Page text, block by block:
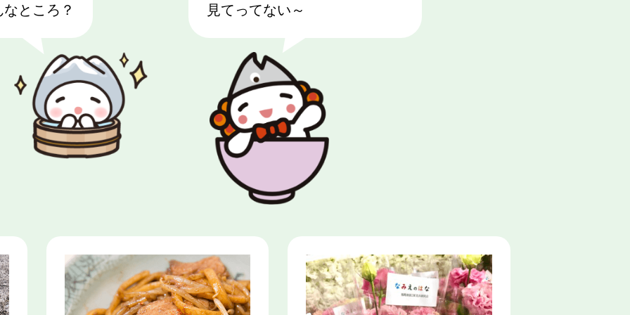
ところ？
見てってない～